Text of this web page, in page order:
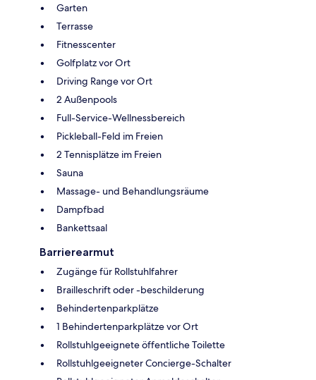
Garten
Terrasse
Fitnesscenter
Golfplatz vor Ort
Driving Range vor Ort
2 Außenpools
Full-Service-Wellnessbereich
Pickleball-Feld im Freien
2 Tennisplätze im Freien
Sauna
Massage- und Behandlungsräume
Dampfbad
Bankettsaal
Barrierearmut
Zugänge für Rollstuhlfahrer
Brailleschrift oder -beschilderung
Behindertenparkplätze
1 Behindertenparkplätze vor Ort
Rollstuhlgeeignete öffentliche Toilette
Rollstuhlgeeigneter Concierge-Schalter